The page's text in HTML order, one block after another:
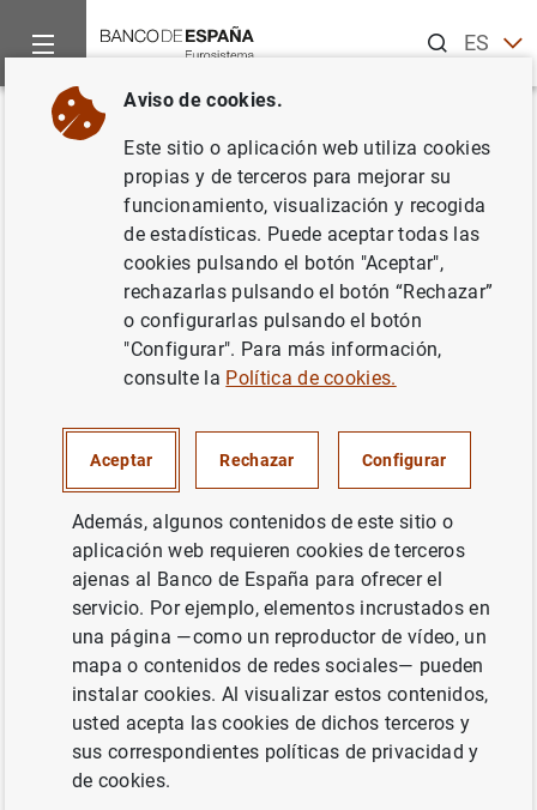
ESEN
Inicio Publicaciones
Volver
Natural Language Processing
and Financial Markets: Semi-
supervised Modelling of
Coronavirus and Economic
Serie: Documentos de Trabajo. 2228.
Autor:Carlos Moreno Pérezy Marco
Minozzo
INCERTIDUMBRE
MÉTODOS CUANTITATIVOS
PRECIOS Y MÁRGENES
Aviso de cookies.
Este sitio o aplicación web utiliza cookies
propias y de terceros para mejorar su
funcionamiento, visualización y recogida
de estadísticas. Puede aceptar todas las
cookies pulsando el botón "Aceptar",
rechazarlas pulsando el botón “Rechazar”
o configurarlas pulsando el botón
"Configurar". Para más información,
consulte la Política de cookies.
Aceptar Rechazar Configurar
Además, algunos contenidos de este sitio o
aplicación web requieren cookies de terceros
ajenas al Banco de España para ofrecer el
servicio. Por ejemplo, elementos incrustados en
una página —como un reproductor de vídeo, un
mapa o contenidos de redes sociales— pueden
instalar cookies. Al visualizar estos contenidos,
usted acepta las cookies de dichos terceros y
sus correspondientes políticas de privacidad y
de cookies.